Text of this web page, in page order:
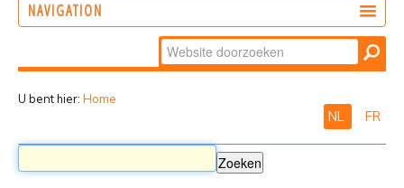
NAVIGATION
Zoek
Geavanceerd
U bent hier: Home
NL FR